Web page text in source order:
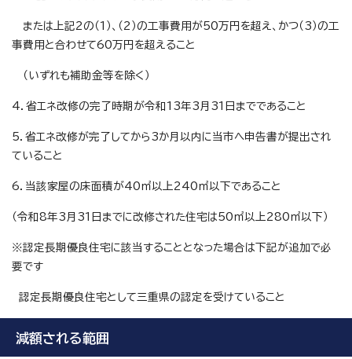
または上記2の（1）、（2）の工事費用が50万円を超え、かつ（3）の工
事費用と合わせて60万円を超えること
（いずれも補助金等を除く）
4．省エネ改修の完了時期が令和13年3月31日までであること
5．省エネ改修が完了してから3か月以内に当市へ申告書が提出され
ていること
6．当該家屋の床面積が40㎡以上240㎡以下であること
（令和8年3月31日までに改修された住宅は50㎡以上280㎡以下）
※認定長期優良住宅に該当することとなった場合は下記が追加で必
要です
認定長期優良住宅として三重県の認定を受けていること
減額される範囲